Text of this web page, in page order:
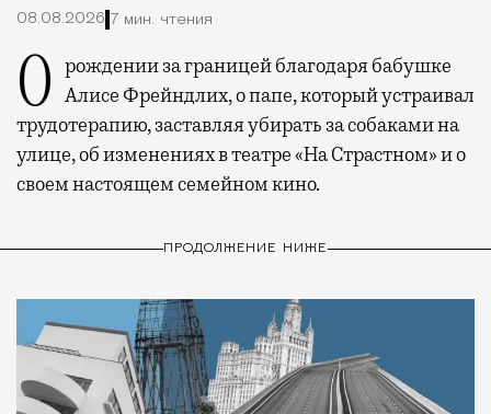
08.08.2026 7 мин. чтения
О рождении за границей благодаря бабушке Алисе Фрейндлих, о папе, который устраивал
трудотерапию, заставляя убирать за собаками на
улице, об изменениях в театре «На Страстном» и о
своем настоящем семейном кино.
ПРОДОЛЖЕНИЕ НИЖЕ